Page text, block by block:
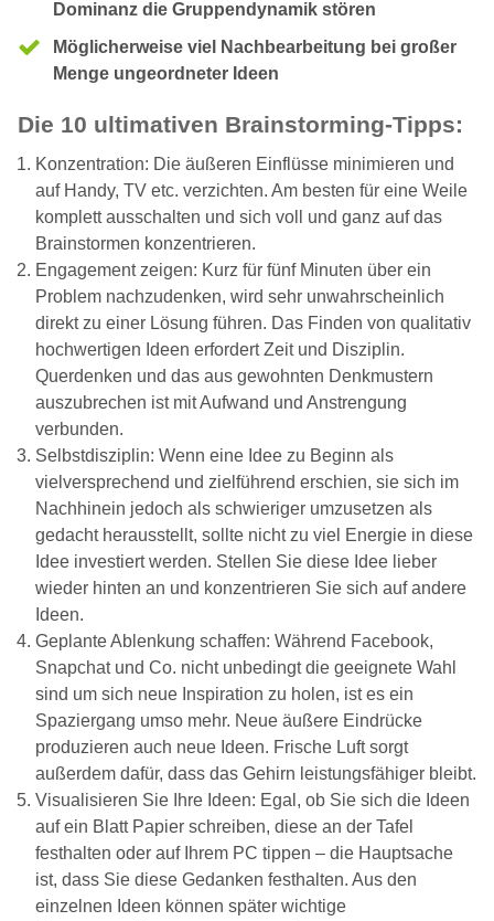
Dominanz die Gruppendynamik stören
Möglicherweise viel Nachbearbeitung bei großer
Menge ungeordneter Ideen
Die 10 ultimativen Brainstorming-Tipps:
Konzentration: Die äußeren Einflüsse minimieren und
auf Handy, TV etc. verzichten. Am besten für eine Weile
komplett ausschalten und sich voll und ganz auf das
Brainstormen konzentrieren.
Engagement zeigen: Kurz für fünf Minuten über ein
Problem nachzudenken, wird sehr unwahrscheinlich
direkt zu einer Lösung führen. Das Finden von qualitativ
hochwertigen Ideen erfordert Zeit und Disziplin.
Querdenken und das aus gewohnten Denkmustern
auszubrechen ist mit Aufwand und Anstrengung
verbunden.
Selbstdisziplin: Wenn eine Idee zu Beginn als
vielversprechend und zielführend erschien, sie sich im
Nachhinein jedoch als schwieriger umzusetzen als
gedacht herausstellt, sollte nicht zu viel Energie in diese
Idee investiert werden. Stellen Sie diese Idee lieber
wieder hinten an und konzentrieren Sie sich auf andere
Ideen.
Geplante Ablenkung schaffen: Während Facebook,
Snapchat und Co. nicht unbedingt die geeignete Wahl
sind um sich neue Inspiration zu holen, ist es ein
Spaziergang umso mehr. Neue äußere Eindrücke
produzieren auch neue Ideen. Frische Luft sorgt
außerdem dafür, dass das Gehirn leistungsfähiger bleibt.
Visualisieren Sie Ihre Ideen: Egal, ob Sie sich die Ideen
auf ein Blatt Papier schreiben, diese an der Tafel
festhalten oder auf Ihrem PC tippen – die Hauptsache
ist, dass Sie diese Gedanken festhalten. Aus den
einzelnen Ideen können später wichtige